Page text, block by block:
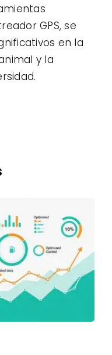
GPS, se
en la
y la